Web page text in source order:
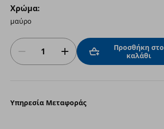
Χρώμα:
μαύρο
Προσθήκη στο
καλάθι
Υπηρεσία Μεταφοράς